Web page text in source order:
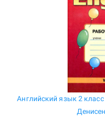
Английский язык 2